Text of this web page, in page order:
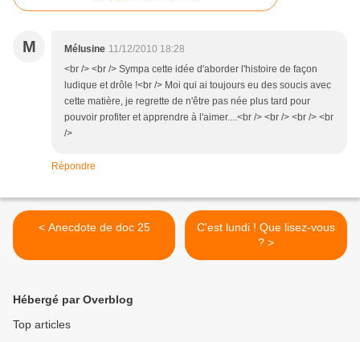
M Mélusine 11/12/2010 18:28
<br /> <br /> Sympa cette idée d'aborder l'histoire de façon
ludique et drôle !<br /> Moi qui ai toujours eu des soucis avec
cette matière, je regrette de n'être pas née plus tard pour
pouvoir profiter et apprendre à l'aimer....<br /> <br /> <br /> <br
/>
Répondre
< Anecdote de doc 25
C'est lundi ! Que lisez-vous
? >
Hébergé par Overblog
Top articles